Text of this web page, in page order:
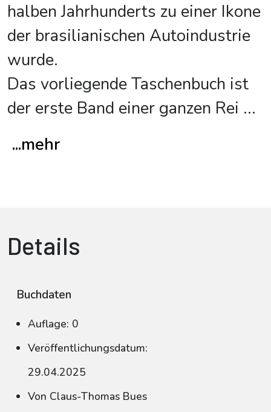
halben Jahrhunderts zu einer Ikone
der brasilianischen Autoindustrie
wurde.
Das vorliegende Taschenbuch ist
der erste Band einer ganzen Rei ...
...mehr
Details
Buchdaten
Auflage: 0
Veröffentlichungsdatum:
29.04.2025
Von Claus-Thomas Bues